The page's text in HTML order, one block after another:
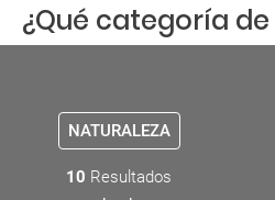
¿Qué categoría
NATURALEZA
10 Resultados